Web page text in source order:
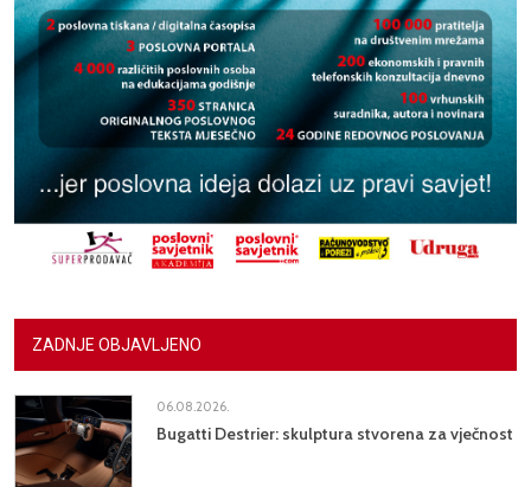
ZADNJE OBJAVLJENO
06.08.2026.
Bugatti Destrier: skulptura stvorena za vječnost